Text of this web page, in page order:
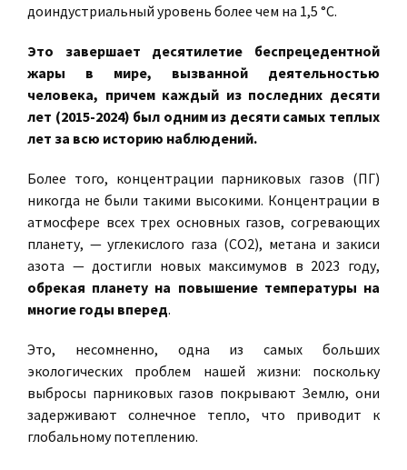
доиндустриальный уровень более чем на 1,5 °C.
Это завершает десятилетие беспрецедентной
жары в мире, вызванной деятельностью
человека, причем каждый из последних десяти
лет (2015-2024) был одним из десяти самых теплых
лет за всю историю наблюдений.
Более того, концентрации парниковых газов (ПГ)
никогда не были такими высокими. Концентрации в
атмосфере всех трех основных газов, согревающих
планету, — углекислого газа (CO2), метана и закиси
азота — достигли новых максимумов в 2023 году,
обрекая планету на повышение температуры на
многие годы вперед.
Это, несомненно, одна из самых больших
экологических проблем нашей жизни: поскольку
выбросы парниковых газов покрывают Землю, они
задерживают солнечное тепло, что приводит к
глобальному потеплению.